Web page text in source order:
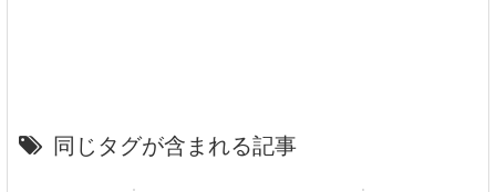
同じタグが含まれる記事